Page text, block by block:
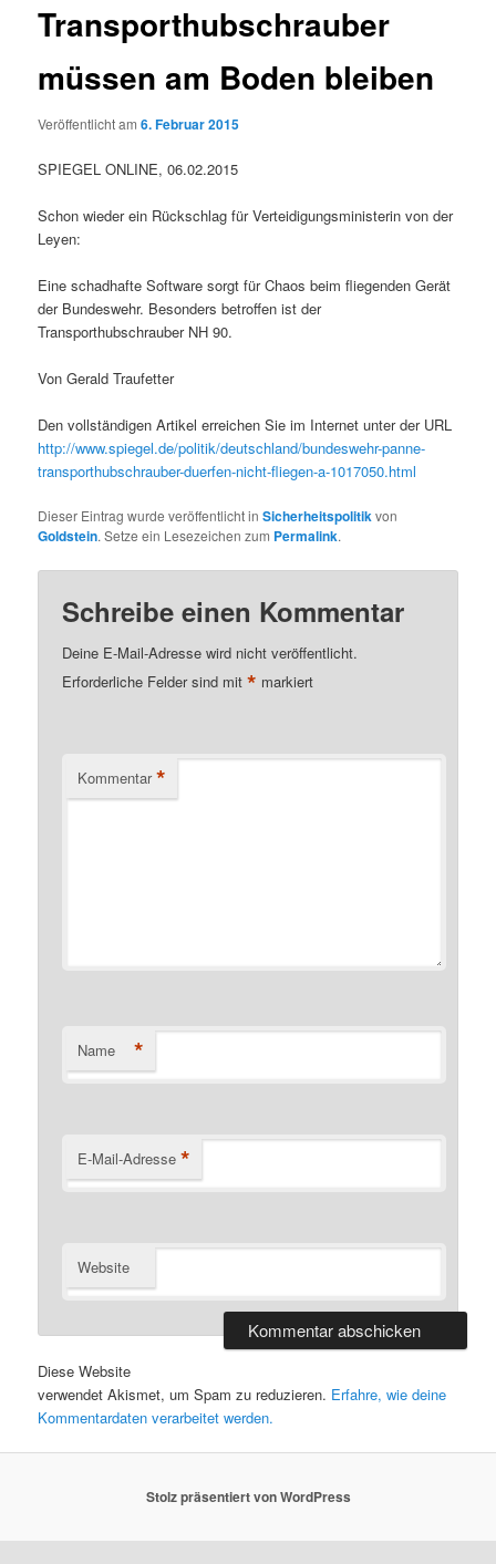
Transporthubschrauber
müssen am Boden bleiben
Veröffentlicht am6. Februar 2015
SPIEGEL ONLINE, 06.02.2015
Schon wieder ein Rückschlag für Verteidigungsministerin von der
Leyen:
Eine schadhafte Software sorgt für Chaos beim fliegenden Gerät
der Bundeswehr. Besonders betroffen ist der
Transporthubschrauber NH 90.
Von Gerald Traufetter
Den vollständigen Artikel erreichen Sie im Internet unter der URL
http://www.spiegel.de/politik/deutschland/bundeswehr-panne-
transporthubschrauber-duerfen-nicht-fliegen-a-1017050.html
Dieser Eintrag wurde veröffentlicht inSicherheitspolitikvon
Goldstein. Setze ein Lesezeichen zum Permalink.
Schreibe einen Kommentar
Deine E-Mail-Adresse wird nicht veröffentlicht.
Erforderliche Felder sind mit* markiert
Kommentar *
Name *
E-Mail-Adresse *
Website
Diese Website
verwendet Akismet, um Spam zu reduzieren. Erfahre, wie deine
Kommentardaten verarbeitet werden.
Stolz präsentiert von WordPress